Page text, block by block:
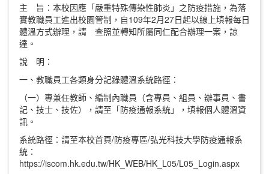
主 旨：本校因應「嚴重特殊傳染性肺炎」之防疫措施，為落
實教職員工進出校園管制，自109年2月27日起以線上填報每日
體溫方式辦理，請 查照並轉知所屬同仁配合辦理一案，諒
達。
說 明：
一、教職員工各類身分記錄體溫系統路徑：
（一）專兼任教師、編制內職員（含專員、組員、辦事員、書
記、技士、技佐），請至「防疫通報系統」，填報個人體溫資
訊。
系統路徑：請至本校首頁/防疫專區/弘光科技大學防疫通報系
統：
https://iscom.hk.edu.tw/HK_WEB/HK_L05/L05_Login.aspx